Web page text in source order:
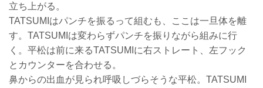
立ち上がる。
TATSUMIはパンチを振るって組むも、ここは一旦体を離
す。TATSUMIは変わらずパンチを振りながら組みに行
く。平松は前に来るTATSUMIに右ストレート、左フック
とカウンターを合わせる。
鼻からの出血が見られ呼吸しづらそうな平松。TATSUMI